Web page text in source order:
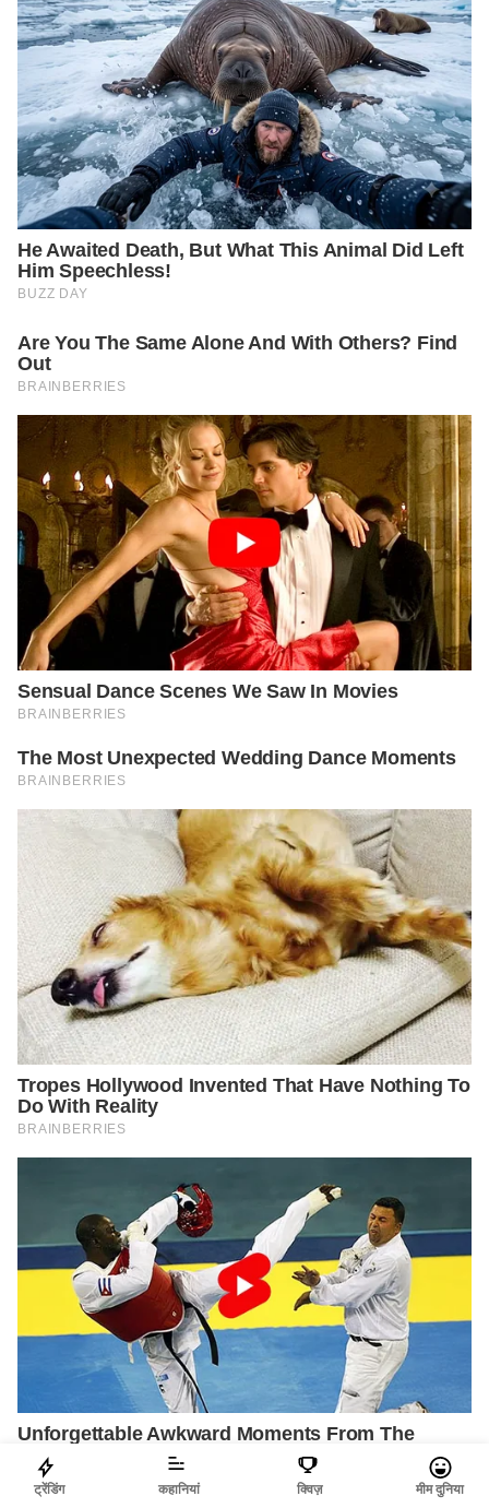
ट्रेंडिंग कहानियां क्विज़ मीम दुनिया